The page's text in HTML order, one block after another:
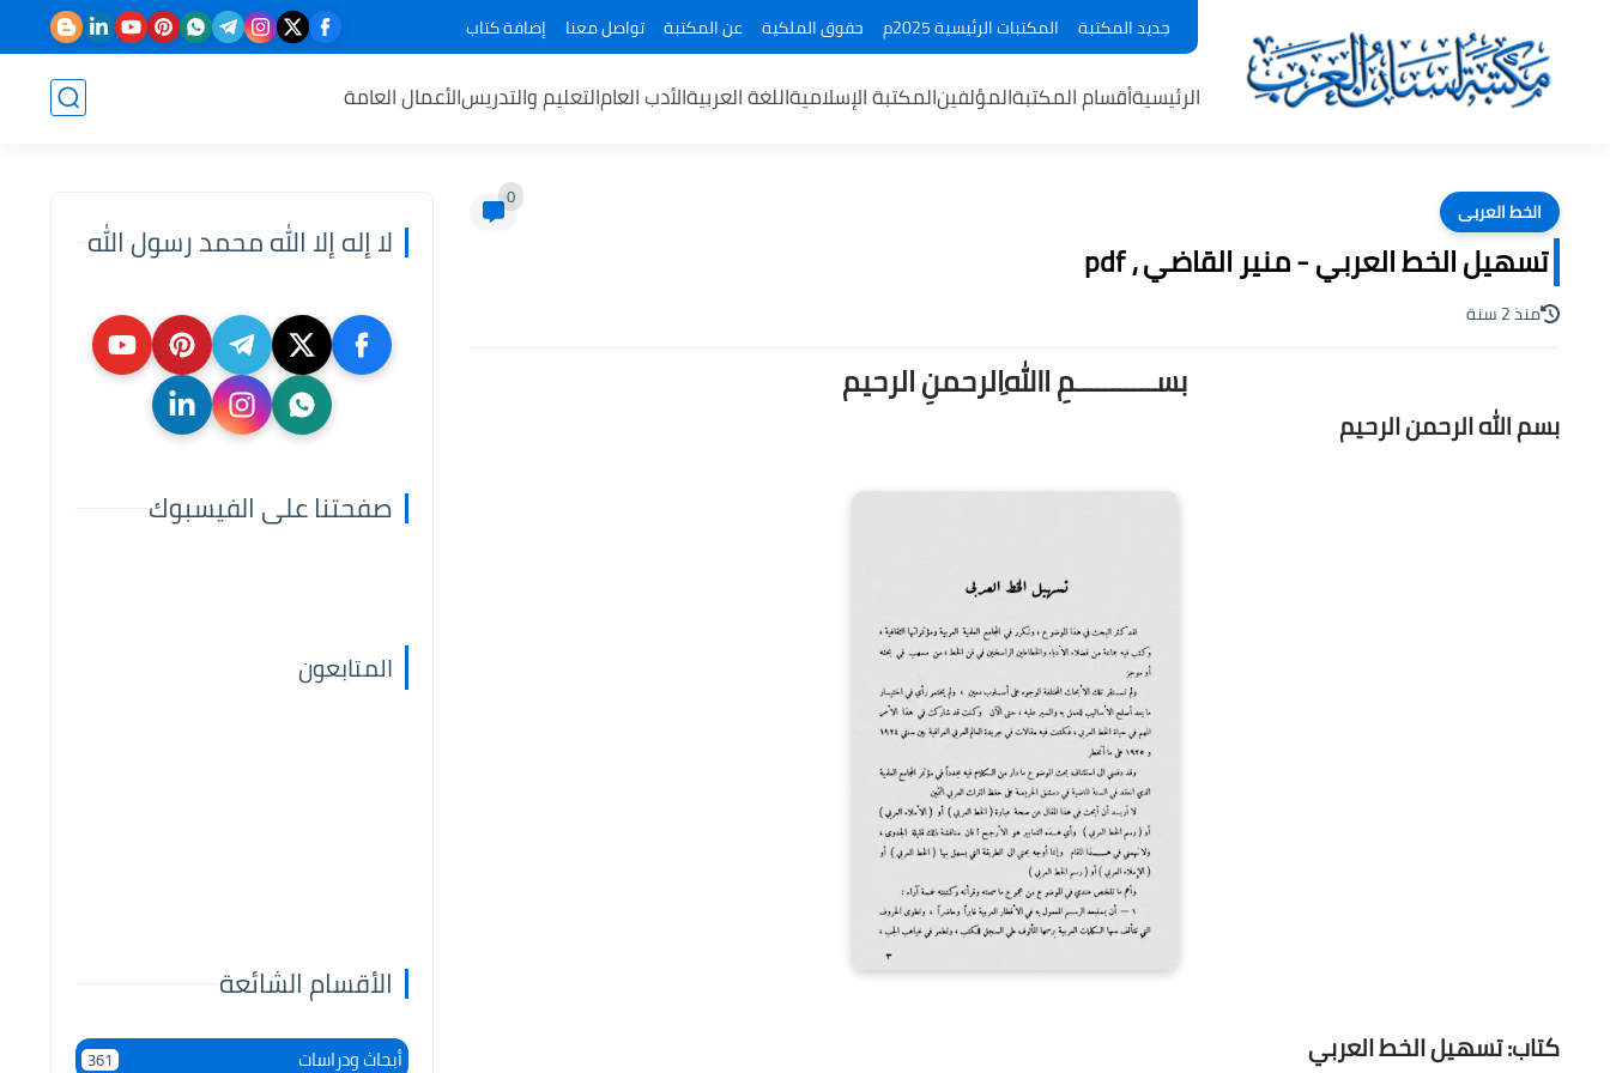
جديد المكتبة المكتبات الرئيسية 2025م حقوق الملكية عن المكتبة تواصل معنا إضافة كتاب
الرئيسيةأقسام المكتبةالمؤلفينالمكتبة الإسلاميةاللغة العربيةالأدب العامالتعليم والتدريسالأعمال العامة
الخط العربى 0
تسهيل الخط العربي - منير القاضي ، pdf
منذ 2 سنة
بســـــــــــمِ اﷲِالرحمنِ الرحيم
بسم الله الرحمن الرحيم
كتاب: تسهيل الخط العربي
لا إله إلا الله محمد رسول الله
صفحتنا على الفيسبوك
المتابعون
الأقسام الشائعة
أبحاث ودراسات 361